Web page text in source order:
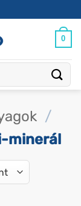
0
/
minerál